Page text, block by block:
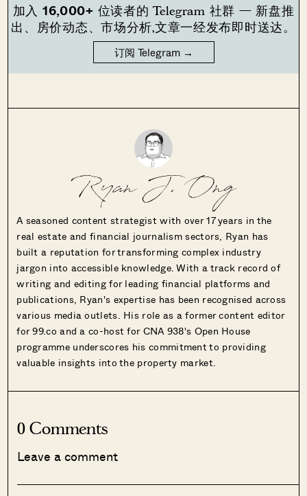
加入 16,000+ 位读者的 Telegram 社群 — 新盘推
出、房价动态、市场分析,文章一经发布即时送达。
订阅 Telegram →
Ryan J. Ong
A seasoned content strategist with over 17 years in the
real estate and financial journalism sectors, Ryan has
built a reputation for transforming complex industry
jargon into accessible knowledge. With a track record of
writing and editing for leading financial platforms and
publications, Ryan's expertise has been recognised across
various media outlets. His role as a former content editor
for 99.co and a co-host for CNA 938's Open House
programme underscores his commitment to providing
valuable insights into the property market.
0 Comments
Leave a comment